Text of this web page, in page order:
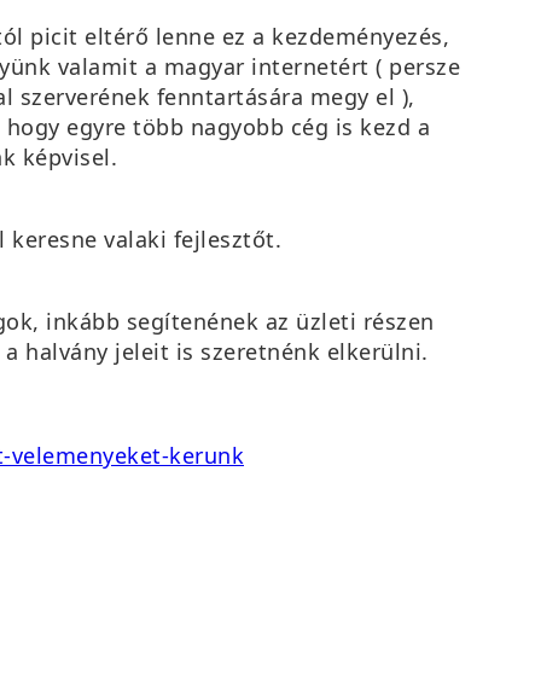
picit eltérő lenne ez a kezdeményezés,
valamit a magyar internetért ( persze
szerverének fenntartására megy el ),
egyre több nagyobb cég is kezd a
képvisel.
keresne valaki fejlesztőt.
inkább segítenének az üzleti részen
halvány jeleit is szeretnénk elkerülni.
kerunk